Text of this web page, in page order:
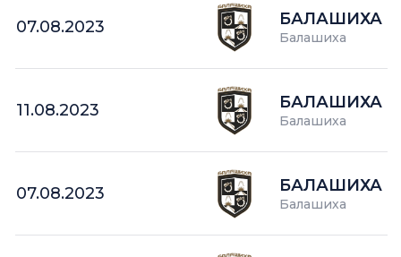
07.08.2023 БАЛАШИХА
Балашиха
11.08.2023 БАЛАШИХА
Балашиха
07.08.2023 БАЛАШИХА
Балашиха